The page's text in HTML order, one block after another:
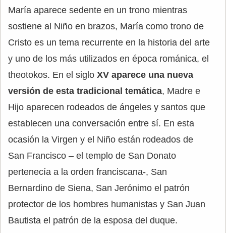
María aparece sedente en un trono mientras
sostiene al Niño en brazos, María como trono de
Cristo es un tema recurrente en la historia del arte
y uno de los más utilizados en época románica, el
theotokos. En el siglo XV aparece una nueva
versión de esta tradicional temática, Madre e
Hijo aparecen rodeados de ángeles y santos que
establecen una conversación entre sí. En esta
ocasión la Virgen y el Niño están rodeados de
San Francisco – el templo de San Donato
pertenecía a la orden franciscana-, San
Bernardino de Siena, San Jerónimo el patrón
protector de los hombres humanistas y San Juan
Bautista el patrón de la esposa del duque.